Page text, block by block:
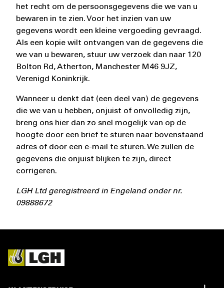
het recht om de persoonsgegevens die we van u
bewaren in te zien. Voor het inzien van uw
gegevens wordt een kleine vergoeding gevraagd.
Als een kopie wilt ontvangen van de gegevens die
we van u bewaren, stuur uw verzoek dan naar 120
Bolton Rd, Atherton, Manchester M46 9JZ,
Verenigd Koninkrijk.
Wanneer u denkt dat (een deel van) de gegevens
die we van u hebben, onjuist of onvolledig zijn,
breng ons hier dan zo snel mogelijk van op de
hoogte door een brief te sturen naar bovenstaand
adres of door een e-mail te sturen. We zullen de
gegevens die onjuist blijken te zijn, direct
corrigeren.
LGH Ltd geregistreerd in Engeland onder nr.
09888672